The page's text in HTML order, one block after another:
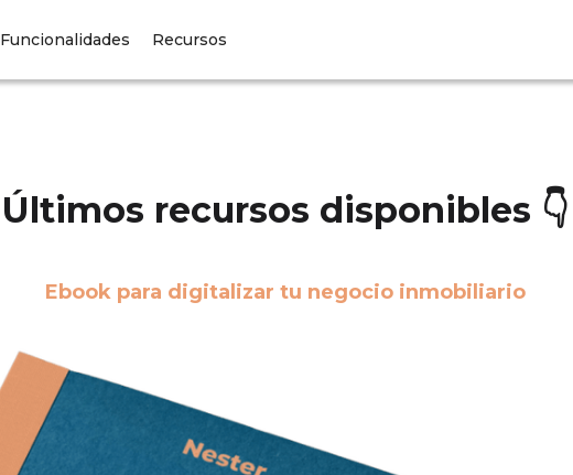
Funcionalidades Recursos
Últimos recursos disponibles 👇
Ebook para digitalizar tu negocio inmobiliario